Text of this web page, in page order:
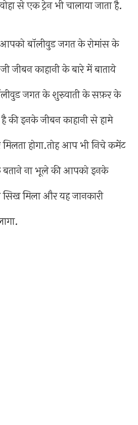
से एक ट्रेन भी चालाया जाता है.
आपको बॉलीवुड जगत के रोमांस के
जीबन काहानी के बारे में बाताये
जगत के शुरुवाती के सफ़र के
की इनके जीबन काहानी से हामे
होगा.तोह आप भी निचे कमेंट
बताने ना भूले की आपको इनके
मिला और यह जानकारी